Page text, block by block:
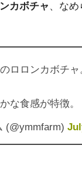
カボチャ 、なめ
ロロンカボチ
な食感が特徴。
(@ymmfarm)